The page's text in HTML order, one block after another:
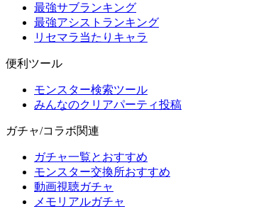
最強サブランキング
最強アシストランキング
リセマラ当たりキャラ
便利ツール
モンスター検索ツール
みんなのクリアパーティ投稿
ガチャ/コラボ関連
ガチャ一覧とおすすめ
モンスター交換所おすすめ
動画視聴ガチャ
メモリアルガチャ